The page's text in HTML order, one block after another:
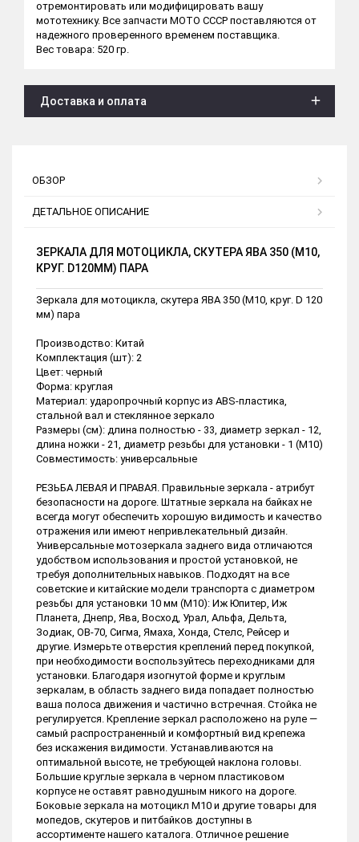
отремонтировать или модифицировать вашу
мототехнику. Все запчасти МОТО СССР поставляются от
надежного проверенного временем поставщика.
Вес товара: 520 гр.
Доставка и оплата
ОБЗОР
ДЕТАЛЬНОЕ ОПИСАНИЕ
ЗЕРКАЛА ДЛЯ МОТОЦИКЛА, СКУТЕРА ЯВА 350 (M10,
КРУГ. D120ММ) ПАРА
Зеркала для мотоцикла, скутера ЯВА 350 (M10, круг. D 120
мм) пара
Производство: Китай
Комплектация (шт): 2
Цвет: черный
Форма: круглая
Материал: ударопрочный корпус из АBS-пластика,
стальной вал и стеклянное зеркало
Размеры (см): длина полностью - 33, диаметр зеркал - 12,
длина ножки - 21, диаметр резьбы для установки - 1 (М10)
Совместимость: универсальные
РЕЗЬБА ЛЕВАЯ И ПРАВАЯ. Правильные зеркала - атрибут
безопасности на дороге. Штатные зеркала на байках не
всегда могут обеспечить хорошую видимость и качество
отражения или имеют непривлекательный дизайн.
Универсальные мотозеркала заднего вида отличаются
удобством использования и простой установкой, не
требуя дополнительных навыков. Подходят на все
советские и китайские модели транспорта с диаметром
резьбы для установки 10 мм (М10): Иж Юпитер, Иж
Планета, Днепр, Ява, Восход, Урал, Альфа, Дельта,
Зодиак, ОВ-70, Сигма, Ямаха, Хонда, Стелс, Рейсер и
другие. Измерьте отверстия креплений перед покупкой,
при необходимости воспользуйтесь переходниками для
установки. Благодаря изогнутой форме и круглым
зеркалам, в область заднего вида попадает полностью
ваша полоса движения и частично встречная. Стойка не
регулируется. Крепление зеркал расположено на руле —
самый распространенный и комфортный вид крепежа
без искажения видимости. Устанавливаются на
оптимальной высоте, не требующей наклона головы.
Большие круглые зеркала в черном пластиковом
корпусе не оставят равнодушным никого на дороге.
Боковые зеркала на мотоцикл М10 и другие товары для
мопедов, скутеров и питбайков доступны в
ассортименте нашего каталога. Отличное решение